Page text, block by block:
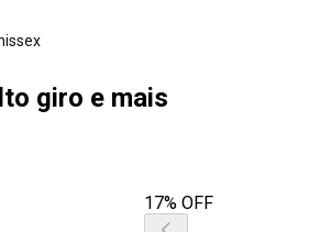
giro e mais
17% OFF